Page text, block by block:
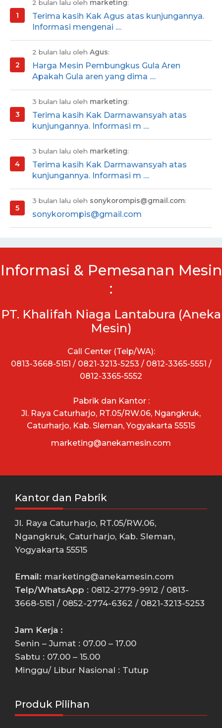
2 bulan lalu oleh marketing:
Terima kasih Kak Agus atas kunjungannya.
Informasi mengenai ....
2 bulan lalu oleh Agus:
Harga Mesin Pembungkus Gula Aren
Apakah Gula aren yang dima ....
3 bulan lalu oleh marketing:
Terima kasih Kak Darmawansyah atas
kunjungannya. Informasi m ....
3 bulan lalu oleh marketing:
Terima kasih Kak Darmawansyah atas
kunjungannya. Informasi m ....
3 bulan lalu oleh sonykorompis@gmail.com:
sonykorompis@gmail.com
Informasi & Pemesanan Mesin
:
PT. Khalifah Niaga Lantabura (Aneka
Mesin)
Call Center (Telp/WA):
0813-3668-5151 / 0821-3213-5253 / 0812-3365-5551 /
0812-3365-5552
Pabrik dan Kantor :
Jl. Raya Caturharjo, RT.05/RW.06, Ngangkruk,
Caturharjo, Kab. Sleman, Yogyakarta 55515
marketing@anekamesin.com
Kantor dan Pabrik
Jl. Raya Caturharjo, RT.05/RW.06,
Ngangkruk, Caturharjo, Kab. Sleman,
Yogyakarta 55515
Email: marketing@anekamesin.com
Telp/WhatsApp : 0812-2779-9912 / 0813-
3668-5151 / 0852-2774-6362 / 0821-3213-5253
Jam Kerja :
Senin – Jumat : 07.00 – 17.00
Sabtu : 07.00 – 15.00
Minggu/ Libur Nasional : Tutup
Produk Pilihan